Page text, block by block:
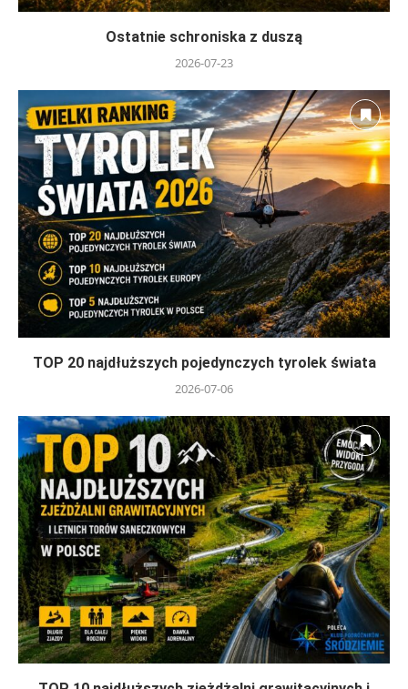
Ostatnie schroniska z duszą
2026-07-23
TOP 20 najdłuższych pojedynczych tyrolek świata
2026-07-06